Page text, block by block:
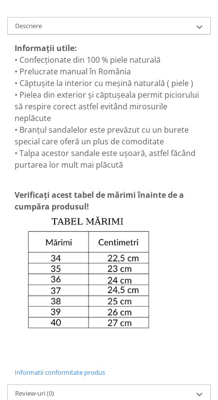
Descriere
Informații utile:
• Confecționate din 100 % piele naturală
• Prelucrate manual în România
• Căptușite la interior cu meșină naturală ( piele )
• Pielea din exterior și căptușeala permit piciorului
să respire corect astfel evitând mirosurile
neplăcute
• Branțul sandalelor este prevăzut cu un burete
special care oferă un plus de comoditate
• Talpa acestor sandale este ușoară, astfel făcând
purtarea lor mult mai plăcută
Verificați acest tabel de mărimi înainte de a
cumpăra produsul!
Informatii conformitate produs
Review-uri(0)